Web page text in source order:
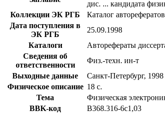
дис. ... кандидата
Коллекции ЭК РГБ
Каталог
Дата поступления в
ЭК РГБ
25.09.1998
Каталоги
Авторефераты
Сведения об
ответственности
Физ.-техн. ин-т
Выходные данные
Санкт-Петербург, 1998
Физическое описание 18 с.
Тема
Физическая
BBK-код
В368.316-6с1,03